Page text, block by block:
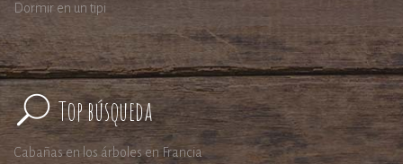
Dormir en un tipi
Top búsqueda
Cabañas en los árboles en Francia